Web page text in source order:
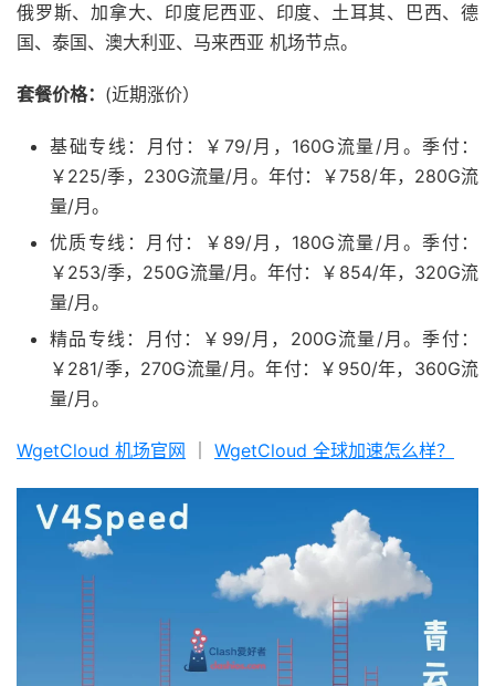
俄罗斯、加拿大、印度尼西亚、印度、土耳其、巴西、德
国、泰国、澳大利亚、马来西亚 机场节点。
套餐价格： (近期涨价）
基础专线：月付：￥79/月，160G流量/月。季付：
￥225/季，230G流量/月。年付：￥758/年，280G流
量/月。
优质专线：月付：￥89/月，180G流量/月。季付：
￥253/季，250G流量/月。年付：￥854/年，320G流
量/月。
精品专线：月付：￥99/月，200G流量/月。季付：
￥281/季，270G流量/月。年付：￥950/年，360G流
量/月。
WgetCloud 机场官网 WgetCloud 全球加速怎么样？